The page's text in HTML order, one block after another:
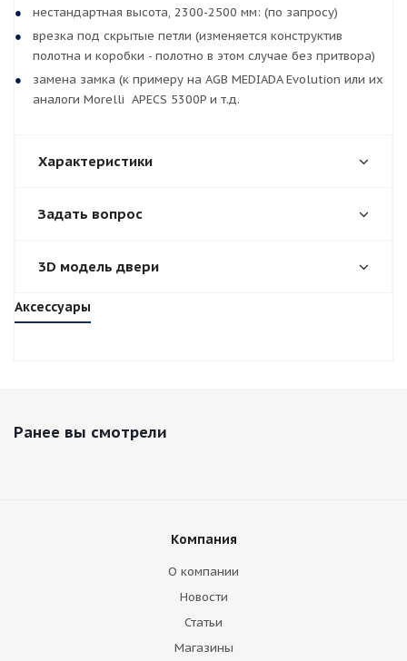
нестандартная высота, 2300-2500 мм: (по запросу)
врезка под скрытые петли (изменяется конструктив
полотна и коробки - полотно в этом случае без притвора)
замена замка (к примеру на AGB MEDIADA Evolution или их
аналоги Morelli APECS 5300P и т.д.
Характеристики
Задать вопрос
3D модель двери
Аксессуары
Ранее вы смотрели
Компания
О компании
Новости
Статьи
Магазины